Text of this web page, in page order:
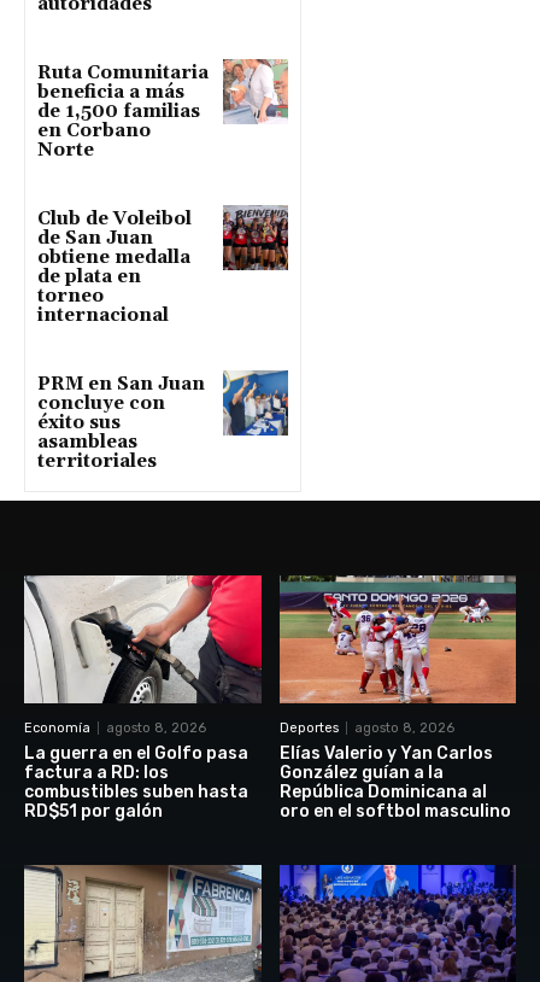
Ruta Comunitaria
beneficia a más
de 1,500 familias
en Corbano
Norte
Club de Voleibol
de San Juan
obtiene medalla
de plata en
torneo
internacional
PRM en San Juan
concluye con
éxito sus
asambleas
territoriales
Economía agosto 8, 2026
La guerra en el Golfo pasa
factura a RD: los
combustibles suben hasta
RD$51 por galón
Deportes agosto 8, 2026
Elías Valerio y Yan Carlos
González guían a la
República Dominicana al
oro en el softbol masculino